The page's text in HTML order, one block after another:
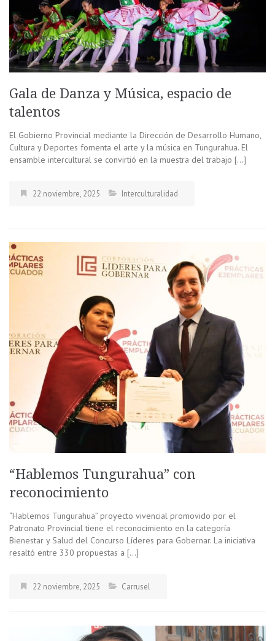
Gala de Danza y Música, espacio de
talentos
El Gobierno Provincial mediante la Dirección de Desarrollo Humano,
Cultura y Deportes fomenta el arte y la música en Tungurahua. El
ensamble intercultural se convirtió en la muestra del trabajo […]
22 noviembre, 2025 Interculturalidad
“Hablemos Tungurahua” con
reconocimiento
“Hablemos Tungurahua” proyecto vivencial promovido por el
Patronato Provincial tiene el reconocimiento en la categoría
Bienestar y Salud del Concurso Líderes para Gobernar. La iniciativa
resaltó entre 330 propuestas a […]
22 noviembre, 2025 Carrusel